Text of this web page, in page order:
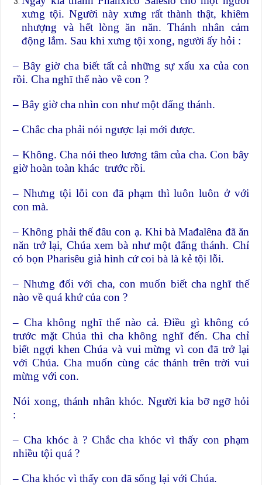
xưng tội. Người này xưng rất thành thật, khiêm
nhượng và hết lòng ăn năn. Thánh nhân cảm
động lắm. Sau khi xưng tội xong, người ấy hỏi :
– Bây giờ cha biết tất cả những sự xấu xa của con
rồi. Cha nghĩ thế nào về con ?
– Bây giờ cha nhìn con như một đấng thánh.
– Chắc cha phải nói ngược lại mới được.
– Không. Cha nói theo lương tâm của cha. Con bây
giờ hoàn toàn khác trước rồi.
– Nhưng tội lỗi con đã phạm thì luôn luôn ở với
con mà.
– Không phải thế đâu con ạ. Khi bà Mađalêna đã ăn
năn trở lại, Chúa xem bà như một đấng thánh. Chỉ
có bọn Pharisêu giả hình cứ coi bà là kẻ tội lỗi.
– Nhưng đối với cha, con muốn biết cha nghĩ thế
nào về quá khứ của con ?
– Cha không nghĩ thế nào cả. Điều gì không có
trước mặt Chúa thì cha không nghĩ đến. Cha chỉ
biết ngợi khen Chúa và vui mừng vì con đã trở lại
với Chúa. Cha muốn cùng các thánh trên trời vui
mừng với con.
Nói xong, thánh nhân khóc. Người kia bỡ ngỡ hỏi
:
– Cha khóc à ? Chắc cha khóc vì thấy con phạm
nhiều tội quá ?
– Cha khóc vì thấy con đã sống lại với Chúa.